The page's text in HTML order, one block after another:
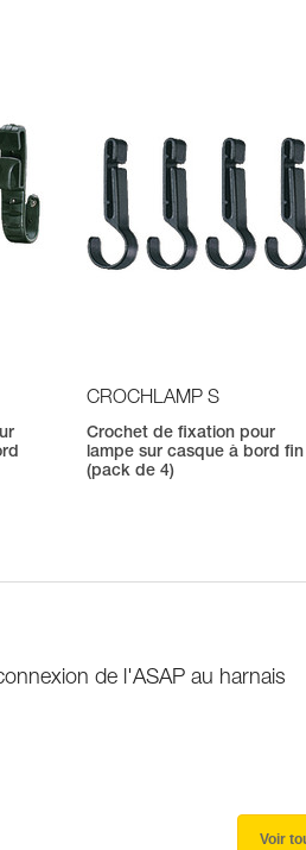
CROCHLAMP S
Crochet de fixation pour
lampe sur casque à bord fin
(pack de 4)
de l'ASAP au harnais
Voir